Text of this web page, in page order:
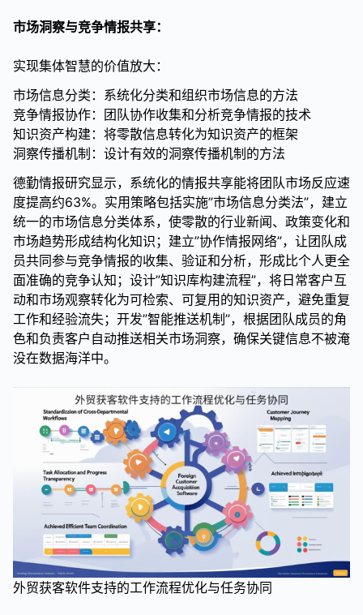
市场洞察与竞争情报共享：
实现集体智慧的价值放大：
市场信息分类：系统化分类和组织市场信息的方法
竞争情报协作：团队协作收集和分析竞争情报的技术
知识资产构建：将零散信息转化为知识资产的框架
洞察传播机制：设计有效的洞察传播机制的方法
德勤情报研究显示，系统化的情报共享能将团队市场反应速
度提高约63%。实用策略包括实施”市场信息分类法”，建立
统一的市场信息分类体系，使零散的行业新闻、政策变化和
市场趋势形成结构化知识；建立”协作情报网络”，让团队成
员共同参与竞争情报的收集、验证和分析，形成比个人更全
面准确的竞争认知；设计”知识库构建流程”，将日常客户互
动和市场观察转化为可检索、可复用的知识资产，避免重复
工作和经验流失；开发”智能推送机制”，根据团队成员的角
色和负责客户自动推送相关市场洞察，确保关键信息不被淹
没在数据海洋中。
外贸获客软件支持的工作流程优化与任务协同